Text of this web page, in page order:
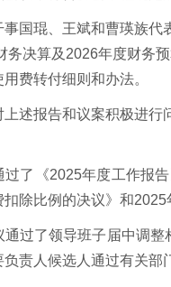
事国琨、王斌和曹瑛族代
务决算及2026年度财务
费转付细则和办法。
上述报告和议案积极进行
过了《2025年度工作报
除比例的决议》和
通过了领导班子届中调
负责人候选人通过有关部